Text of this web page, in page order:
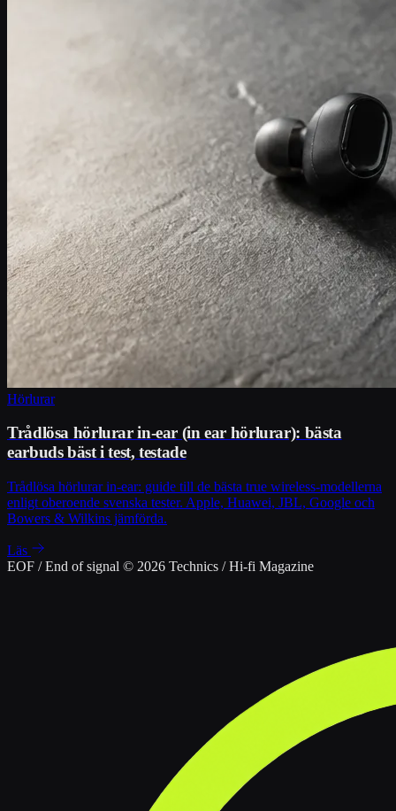
Hörlurar
Trådlösa hörlurar in-ear (in ear hörlurar): bästa
earbuds bäst i test, testade
Trådlösa hörlurar in-ear: guide till de bästa true wireless-modellerna
enligt oberoende svenska tester. Apple, Huawei, JBL, Google och
Bowers & Wilkins jämförda.
Läs
EOF / End of signal © 2026 Technics / Hi-fi Magazine